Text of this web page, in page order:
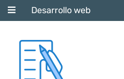
Desarrollo web